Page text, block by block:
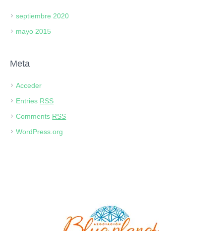
septiembre 2020
mayo 2015
Meta
Acceder
Entries RSS
Comments RSS
WordPress.org